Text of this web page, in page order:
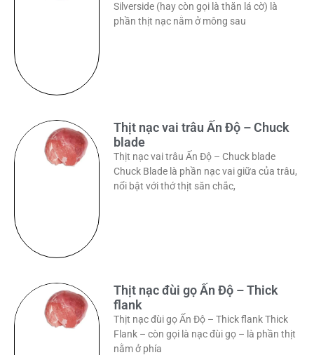
Silverside (hay còn gọi là thăn lá cờ) là
phần thịt nạc nằm ở mông sau
Thịt nạc vai trâu Ấn Độ – Chuck
blade
Thịt nạc vai trâu Ấn Độ – Chuck blade
Chuck Blade là phần nạc vai giữa của trâu,
nổi bật với thớ thịt săn chắc,
Thịt nạc đùi gọ Ấn Độ – Thick
flank
Thịt nạc đùi gọ Ấn Độ – Thick flank Thick
Flank – còn gọi là nạc đùi gọ – là phần thịt
nằm ở phía